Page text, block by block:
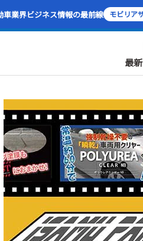
車業界ビジネス情報の最前線 モビリア
最